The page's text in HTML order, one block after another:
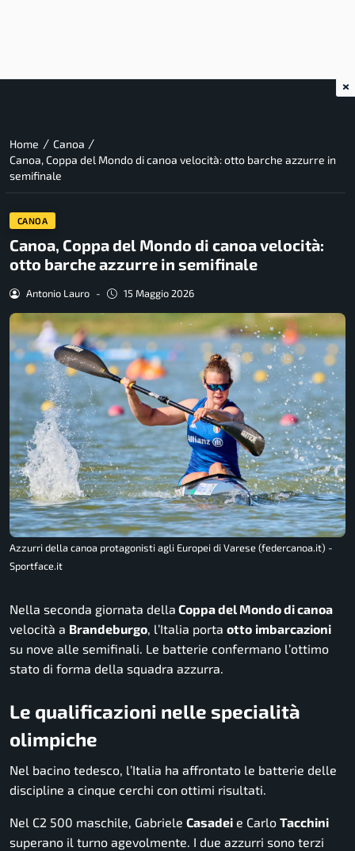
Home / Canoa /
Canoa, Coppa del Mondo di canoa velocità: otto barche azzurre in
semifinale
CANOA
Canoa, Coppa del Mondo di canoa velocità:
otto barche azzurre in semifinale
Antonio Lauro - 15 Maggio 2026
Azzurri della canoa protagonisti agli Europei di Varese (federcanoa.it) -
Sportface.it
Nella seconda giornata della Coppa del Mondo di canoa
velocità a Brandeburgo, l’Italia porta otto imbarcazioni
su nove alle semifinali. Le batterie confermano l’ottimo
stato di forma della squadra azzurra.
Le qualificazioni nelle specialità
olimpiche
Nel bacino tedesco, l’Italia ha affrontato le batterie delle
discipline a cinque cerchi con ottimi risultati.
Nel C2 500 maschile, Gabriele Casadei e Carlo Tacchini
superano il turno agevolmente. I due azzurri sono terzi
×